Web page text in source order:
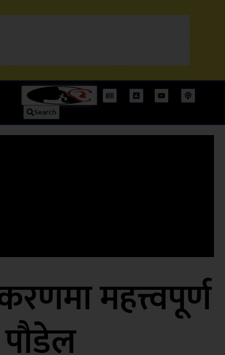
Search
महत्त्वपूर्ण